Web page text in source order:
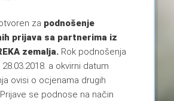
za podnošenje
prijava sa partnerima iz
zemalja.Rok podnošenja
a okvirni datum
ovisi o ocjenama drugih
se podnose na način